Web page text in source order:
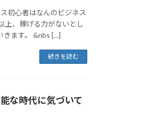
初心者はなんのビジネス
上、稼げる力がないとし
きます。 &nbs […]
続きを読む
な時代に気づいて